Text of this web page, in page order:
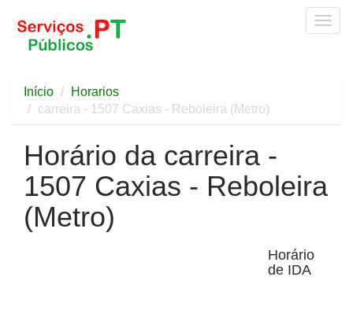
Início
Horarios
carreira - 1507 Caxias - Reboleira (Metro)
Horário da carreira -
1507 Caxias - Reboleira
(Metro)
Horário
de IDA